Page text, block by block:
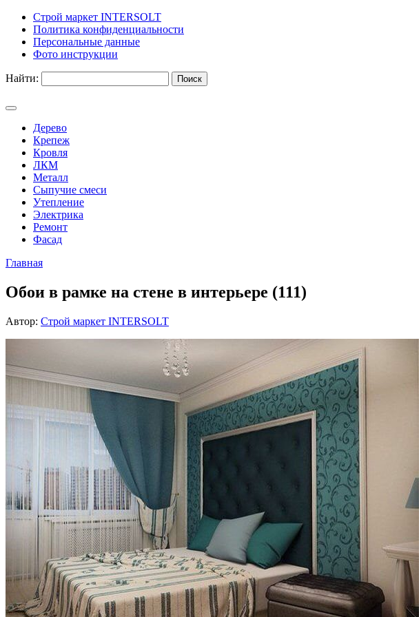
Строй маркет INTERSOLT
Политика конфиденциальности
Персональные данные
Фото инструкции
Найти:
Дерево
Крепеж
Кровля
ЛКМ
Металл
Сыпучие смеси
Утепление
Электрика
Ремонт
Фасад
Главная
Обои в рамке на стене в интерьере (111)
Автор: Строй маркет INTERSOLT